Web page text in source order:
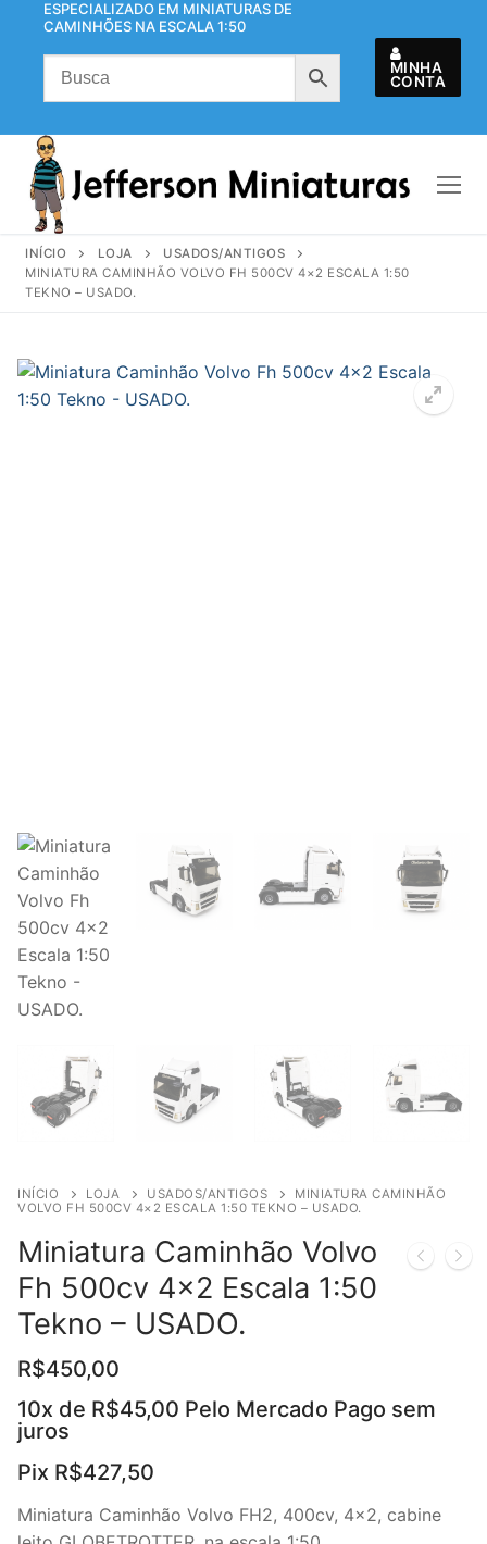
ESPECIALIZADO EM MINIATURAS DE
CAMINHÕES NA ESCALA 1:50
MINHA
CONTA
INÍCIO LOJA
USADOS/ANTIGOS
MINIATURA CAMINHÃO VOLVO FH 500CV 4×2 ESCALA 1:50
TEKNO – USADO.
INÍCIO LOJA USADOS/ANTIGOS
MINIATURA CAMINHÃO
VOLVO FH 500CV 4×2 ESCALA 1:50 TEKNO – USADO.
Miniatura Caminhão Volvo
Fh 500cv 4×2 Escala 1:50
Tekno – USADO.
R$450,00
10x de R$45,00 Pelo Mercado Pago sem
juros
Pix R$427,50
Miniatura Caminhão Volvo FH2, 400cv, 4×2, cabine